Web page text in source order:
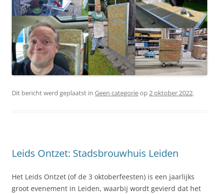
Dit bericht werd geplaatst in Geen categorieop2 oktober 2022.
Leids Ontzet: Stadsbrouwhuis Leiden
Het Leids Ontzet (of de 3 oktoberfeesten) is een jaarlijks
groot evenement in Leiden, waarbij wordt gevierd dat het